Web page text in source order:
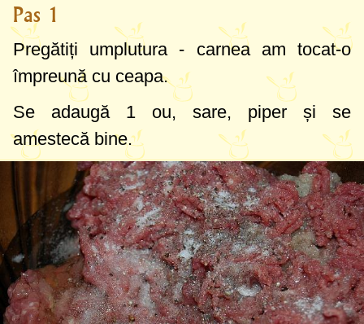
Pas 1
Pregătiți umplutura - carnea am tocat-o
împreună cu ceapa.
Se adaugă 1 ou, sare, piper și se
amestecă bine.